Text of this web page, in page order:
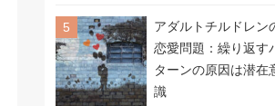
アダルトチルドレン
恋愛問題：繰り返す
ターンの原因は潜在
識